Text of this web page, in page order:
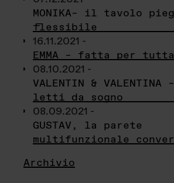
MONIKA– il tavolo
flessibile
16.11.2021 -
EMMA – fatta per
08.10.2021 -
VALENTIN & VALENTINA
letti da sogno
08.09.2021 -
GUSTAV, la parete
multifunzionale
Archivio